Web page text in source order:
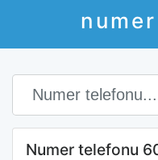
Numer telefonu